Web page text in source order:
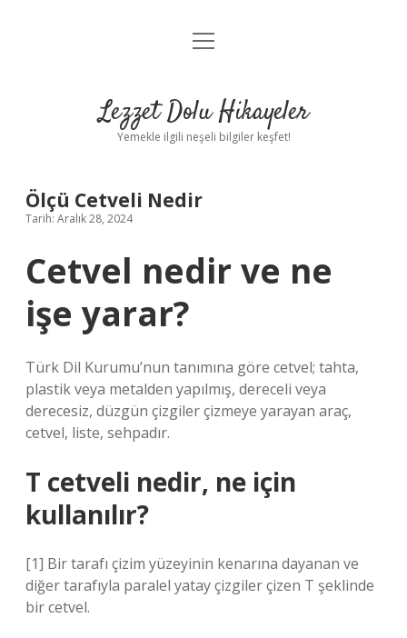
Anasayfa
Yasal Uyarı
menüyü
Lezzet Dolu Hikayeler
Yemekle ilgili neşeli bilgiler keşfet!
Ölçü Cetveli Nedir
Tarih: Aralık 28, 2024
Cetvel nedir ve ne
işe yarar?
Türk Dil Kurumu’nun tanımına göre cetvel; tahta,
plastik veya metalden yapılmış, dereceli veya
derecesiz, düzgün çizgiler çizmeye yarayan araç,
cetvel, liste, sehpadır.
T cetveli nedir, ne için
kullanılır?
[1] Bir tarafı çizim yüzeyinin kenarına dayanan ve
diğer tarafıyla paralel yatay çizgiler çizen T şeklinde
bir cetvel.